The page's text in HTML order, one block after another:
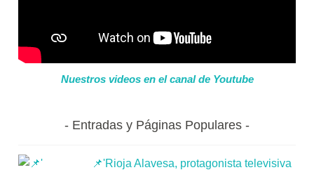
Nuestros videos en el canal de Youtube
Entradas y Páginas Populares
📌'Rioja Alavesa, protagonista televisiva